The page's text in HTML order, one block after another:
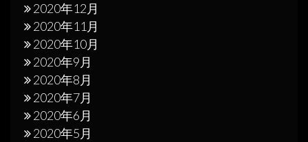
2020年12月
2020年11月
2020年10月
2020年9月
2020年8月
2020年7月
2020年6月
2020年5月